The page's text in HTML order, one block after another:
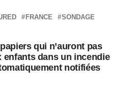
FRANCE SONDAGE
qui n’auront pas
enfants dans un incendie
notifiées